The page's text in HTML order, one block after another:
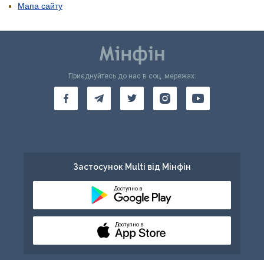
Мапа сайту
Приєднуйтесь до нас в соц. мережах:
Застосунок Multi від Мінфін
Доступно в
Доступно в